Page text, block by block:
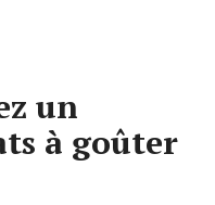
un
à goûter